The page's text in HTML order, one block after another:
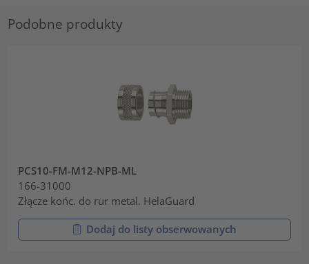
Podobne produkty
PCS10-FM-M12-NPB-ML
166-31000
Złącze końc. do rur metal. HelaGuard
Dodaj do listy obserwowanych